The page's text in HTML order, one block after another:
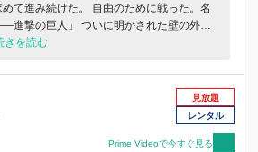
めて進み続けた。 自由のために戦った。名
進撃の巨人」 ついに明かされた壁の外の
、巨人の正体。 ここに至るまで、人類は
なお、彼らは進み続けなければならない。
外にある海を、自由の象徴を、まだその目で
いないのだから。 ――やがて時は流れ、一
の「超大型巨人」襲来から6年。 調査兵団は
ール・マリア外への壁外調査を敢行する。
きを読む
見放題
レンタル
Prime Videoで今すぐ見る